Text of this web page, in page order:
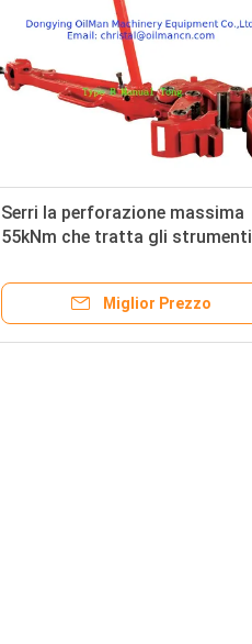
Serri la perforazione massima
55kNm che tratta gli strumenti
del manuale di B
Miglior Prezzo